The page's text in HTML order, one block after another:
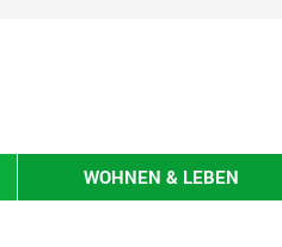
WOHNEN & LEBEN